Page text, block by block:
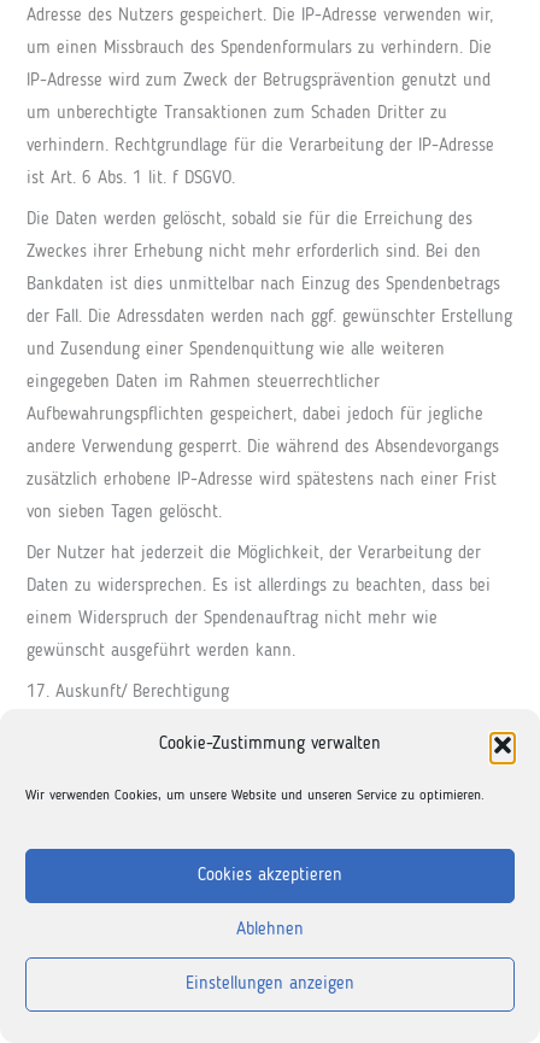
Cookie-Zustimmung verwalten
Wir verwenden Cookies, um unsere Website und unseren Service zu optimieren.
Cookies akzeptieren
Ablehnen
Einstellungen anzeigen
Adresse des Nutzers gespeichert. Die IP-Adresse verwenden wir,
um einen Missbrauch des Spendenformulars zu verhindern. Die
IP-Adresse wird zum Zweck der Betrugsprävention genutzt und
um unberechtigte Transaktionen zum Schaden Dritter zu
verhindern. Rechtgrundlage für die Verarbeitung der IP-Adresse
ist Art. 6 Abs. 1 lit. f DSGVO.
Die Daten werden gelöscht, sobald sie für die Erreichung des
Zweckes ihrer Erhebung nicht mehr erforderlich sind. Bei den
Bankdaten ist dies unmittelbar nach Einzug des Spendenbetrags
der Fall. Die Adressdaten werden nach ggf. gewünschter Erstellung
und Zusendung einer Spendenquittung wie alle weiteren
eingegeben Daten im Rahmen steuerrechtlicher
Aufbewahrungspflichten gespeichert, dabei jedoch für jegliche
andere Verwendung gesperrt. Die während des Absendevorgangs
zusätzlich erhobene IP-Adresse wird spätestens nach einer Frist
von sieben Tagen gelöscht.
Der Nutzer hat jederzeit die Möglichkeit, der Verarbeitung der
Daten zu widersprechen. Es ist allerdings zu beachten, dass bei
einem Widerspruch der Spendenauftrag nicht mehr wie
gewünscht ausgeführt werden kann.
17. Auskunft/ Berechtigung
personenbezogenen Daten Auskunft zu erhalten. Liegt eine
solche Verarbeitung vor, können Sie von dem Verantwortlichen
zu denen die personenbezogenen Daten verarbeitet werden; (2)
die Kategorien von personenbezogenen Daten, welche verarbeitet
werden; (3) die Empfänger bzw. die Kategorien von Empfängern,
gegenüber denen die Sie betreffenden personenbezogenen Daten
offengelegt wurden oder noch offengelegt werden; Ihnen steht